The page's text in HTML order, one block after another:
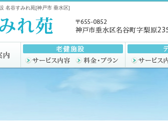
名谷すみれ苑[神戸市 垂水区]